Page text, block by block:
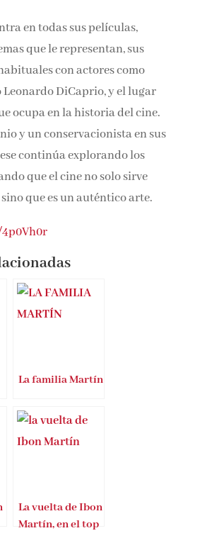
en todas sus películas,
que le representan, sus
con actores como
Leonardo DiCaprio, y el lugar
ocupa en la historia del
genio y un conservacionista
Scorsese continúa
entretener, sino que es
La familia Martín